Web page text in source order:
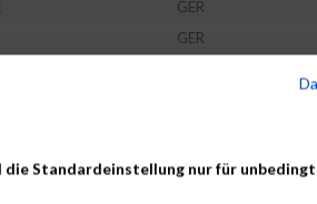
GER
GER
die Standardeinstellung nur für